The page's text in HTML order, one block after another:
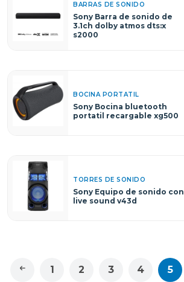
BARRAS DE SONIDO
Sony Barra de sonido de
3.1ch dolby atmos dts:x
s2000
BOCINA PORTATIL
Sony Bocina bluetooth
portatil recargable xg500
TORRES DE SONIDO
Sony Equipo de sonido con
live sound v43d
1 2 3 4 5